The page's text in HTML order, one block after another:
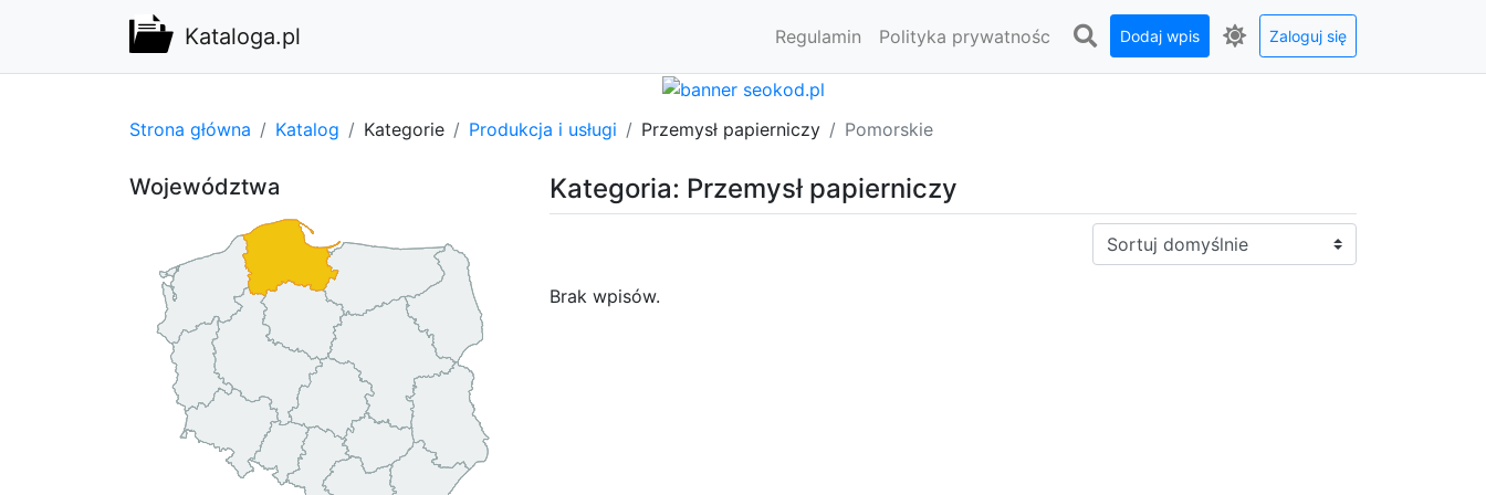
Kataloga.pl Regulamin Polityka prywatnośc Dodaj wpis Zaloguj się
Strona główna Katalog Kategorie Produkcja i usługi Przemysł papierniczy Pomorskie
Kategoria: Przemysł papierniczy
Sortuj:
Brak wpisów.
Województwa